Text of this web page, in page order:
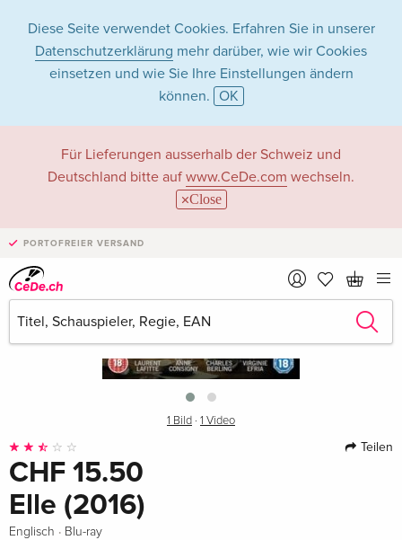
Diese Seite verwendet Cookies. Erfahren Sie in unserer
Datenschutzerklärung mehr darüber, wie wir Cookies
einsetzen und wie Sie Ihre Einstellungen ändern
können. OK
Für Lieferungen ausserhalb der Schweiz und
Deutschland bitte auf www.CeDe.com wechseln.
Close
PORTOFREIER VERSAND
›
1 Bild · 1 Video
Teilen
CHF 15.50
Elle (2016)
Englisch · Blu-ray